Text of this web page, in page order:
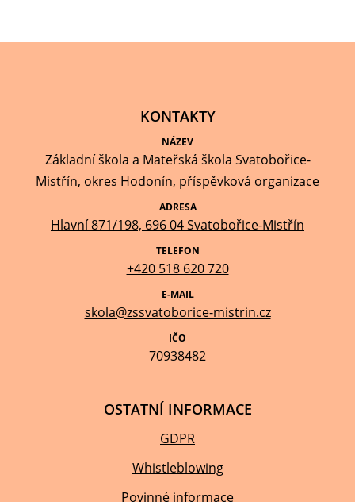
KONTAKTY
NÁZEV
Základní škola a Mateřská škola Svatobořice-
Mistřín, okres Hodonín, příspěvková organizace
ADRESA
Hlavní 871/198, 696 04 Svatobořice-Mistřín
TELEFON
+420 518 620 720
E-MAIL
skola@zssvatoborice-mistrin.cz
IČO
70938482
OSTATNÍ INFORMACE
GDPR
Whistleblowing
Povinné informace